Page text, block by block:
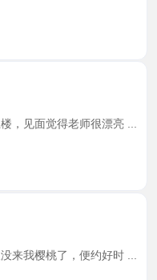
，见面觉得老师很漂亮 ...
来我樱桃了，便约好时 ...